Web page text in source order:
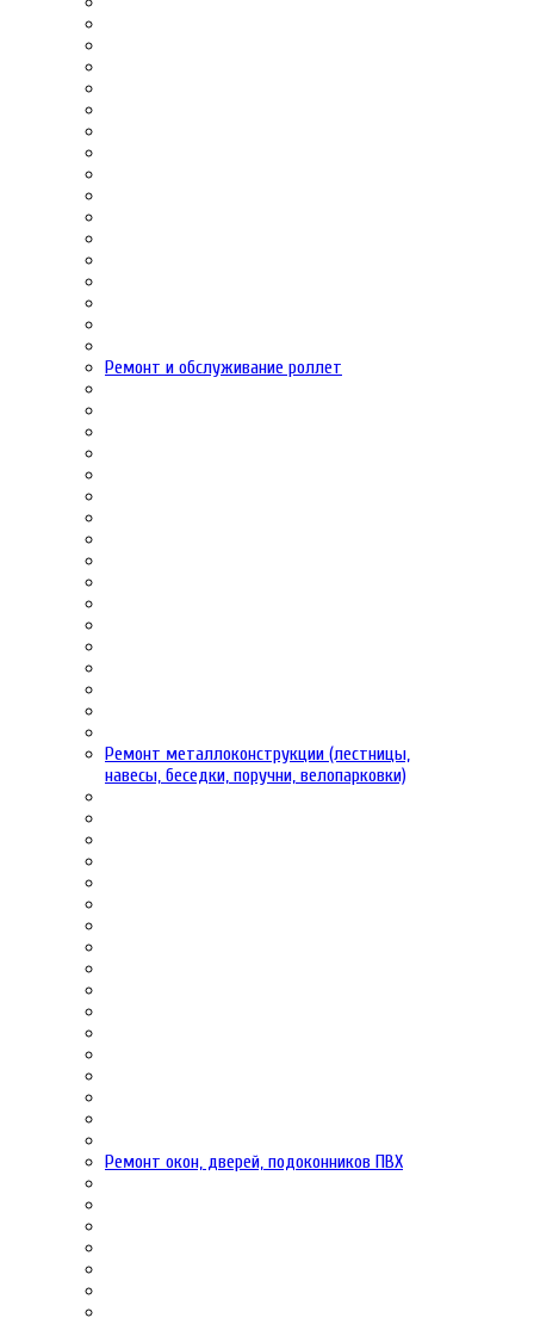
Ремонт и обслуживание роллет
Ремонт металлоконструкции (лестницы,
навесы, беседки, поручни, велопарковки)
Ремонт окон, дверей, подоконников ПВХ